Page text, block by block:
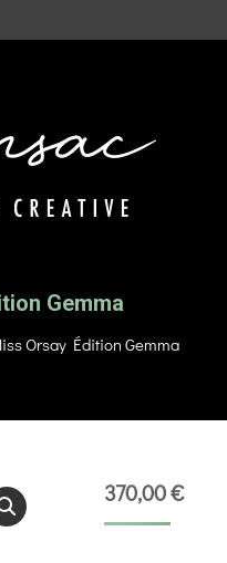
Gemma
:
Orsay Édition Gemma
370,00€